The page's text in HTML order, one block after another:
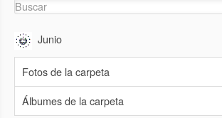
Junio
Fotos de la carpeta
Álbumes de la carpeta